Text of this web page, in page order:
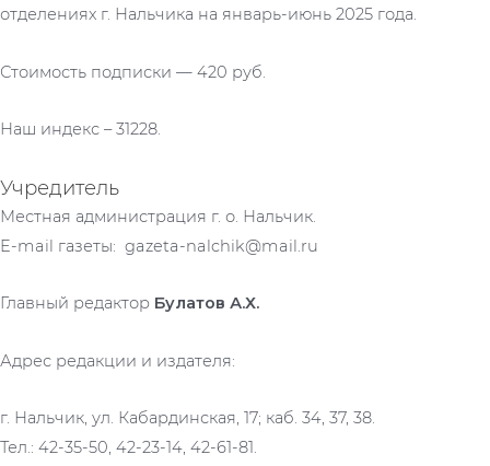
отделениях г. Нальчика на январь-июнь 2025 года.
Стоимость подписки — 420 руб.
Наш индекс – 31228.
Учредитель
Местная администрация г. о. Нальчик.
E-mail газеты: gazeta-nalchik@mail.ru
Главный редактор Булатов А.Х.
Адрес редакции и издателя:
г. Нальчик, ул. Кабардинская, 17; каб. 34, 37, 38.
Тел.: 42-35-50, 42-23-14, 42-61-81.